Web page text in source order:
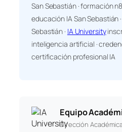
San Sebastián · formación
educación IA San Sebastián
Sebastián · IA University
inteligencia artificial ·
certificación profesional IA
Equipo
Dirección